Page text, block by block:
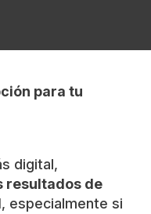
para tu
digital,
resultados de
, especialmente si